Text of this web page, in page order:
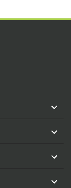



